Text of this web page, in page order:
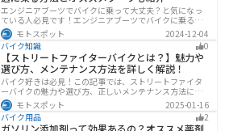
エンジニアブーツでバイクに乗って大丈夫？と気になっ
ている人必見です！エンジニアブーツでバイクに乗るメ
リットデメリット、おすすめのブーツまで徹底解説しま
す。ファッション性が高く、バイクに乗っている時もそ
うじゃない時もかっこよくキメたい人にオススメです。
モトスポット
2024-12-04
バイク知識
0
【ストリートファイターバイクとは？】魅力や
選び方、メンテナンス方法を詳しく解説！
バイク好きは必見！この記事では、ストリートファイタ
ーバイクの魅力や選び方、正しいメンテナンス方法につ
いて解説しています。実はストリートファイターバイク
は、個性的なデザインと高い走行性能が魅力です。この
記事を読めば、ストリートファイターバイクの魅力がわ
モトスポット
2025-01-16
バイク用品
2